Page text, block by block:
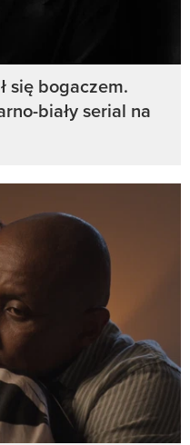
się bogaczem.
biały serial na